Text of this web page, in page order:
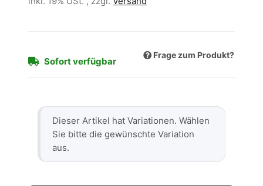
Sofort verfügbar
Frage zum Produkt?
x
Dieser Artikel hat Variationen. Wählen
Sie bitte die gewünschte Variation
aus.